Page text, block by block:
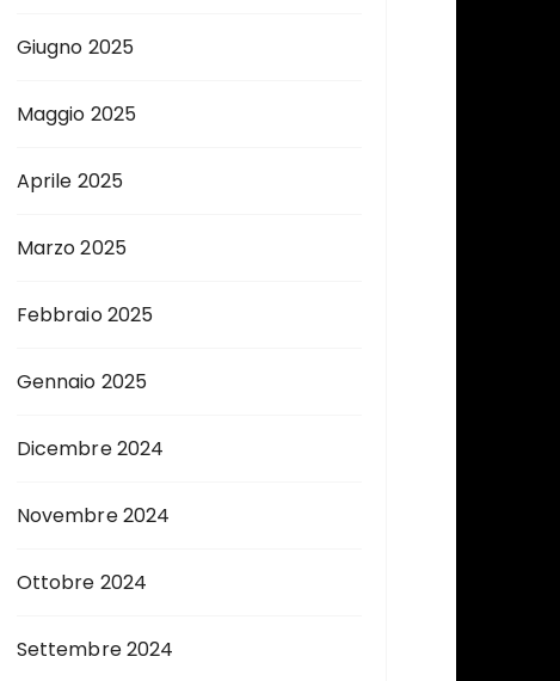
Giugno 2025
Maggio 2025
Aprile 2025
Marzo 2025
Febbraio 2025
Gennaio 2025
Dicembre 2024
Novembre 2024
Ottobre 2024
Settembre 2024